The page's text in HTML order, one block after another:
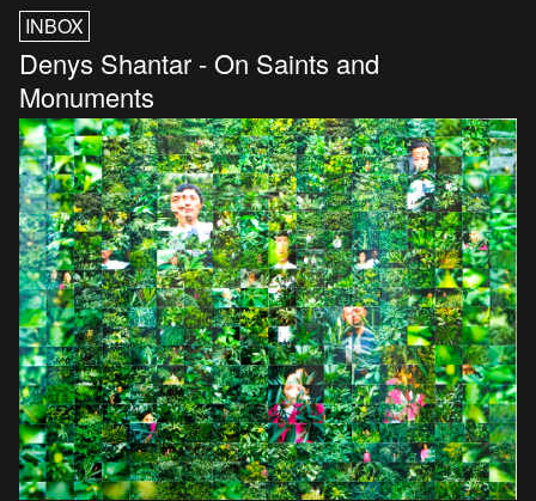
INBOX
Denys Shantar - On Saints and
Monuments